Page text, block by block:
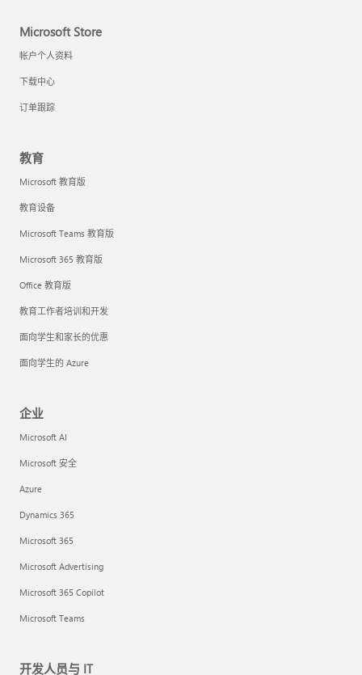
Microsoft Store
帐户个人资料
下载中心
订单跟踪
教育
Microsoft 教育版
教育设备
Microsoft Teams 教育版
Microsoft 365 教育版
Office 教育版
教育工作者培训和开发
面向学生和家长的优惠
面向学生的 Azure
企业
Microsoft AI
Microsoft 安全
Azure
Dynamics 365
Microsoft 365
Microsoft Advertising
Microsoft 365 Copilot
Microsoft Teams
开发人员与 IT